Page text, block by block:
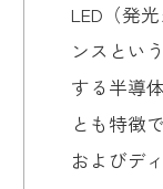
LED（発
ンスとい
する半導
とも特徴
およびデ